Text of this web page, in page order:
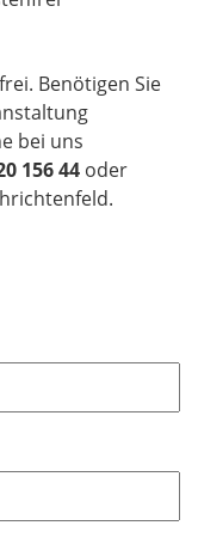
Benötigen Sie
bei uns
156 44 oder